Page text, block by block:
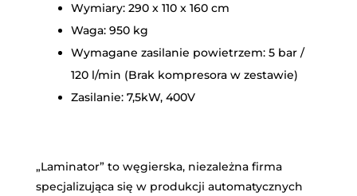
Wymiary: 290 x 110 x 160 cm
Waga: 950 kg
Wymagane zasilanie powietrzem: 5 bar /
120 l/min (Brak kompresora w zestawie)
Zasilanie: 7,5kW, 400V
„Laminator” to węgierska, niezależna firma
specjalizująca się w produkcji automatycznych